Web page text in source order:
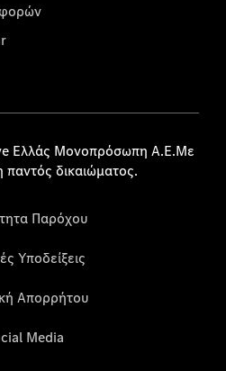
Ελλάς Μονοπρόσωπη Α.Ε.Με
παντός δικαιώματος.
Παρόχου
Υποδείξεις
Απορρήτου
Media